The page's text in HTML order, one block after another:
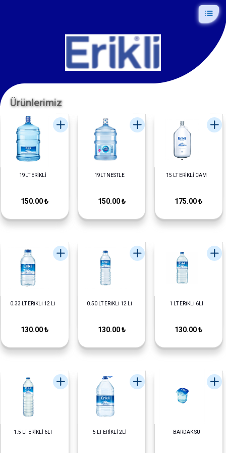
Ürünlerimiz
19LT ERİKLİ
150.00 ₺
19LT NESTLE
150.00 ₺
15 LT ERİKLİ CAM
175.00 ₺
0.33 LT ERİKLİ 12 Lİ
130.00 ₺
0.50 LT ERİKLİ 12 Lİ
130.00 ₺
1 LT ERİKLİ 6LI
130.00 ₺
1.5 LT ERİKLİ 6LI 5 LT ERİKLİ 2Lİ BARDAK SU